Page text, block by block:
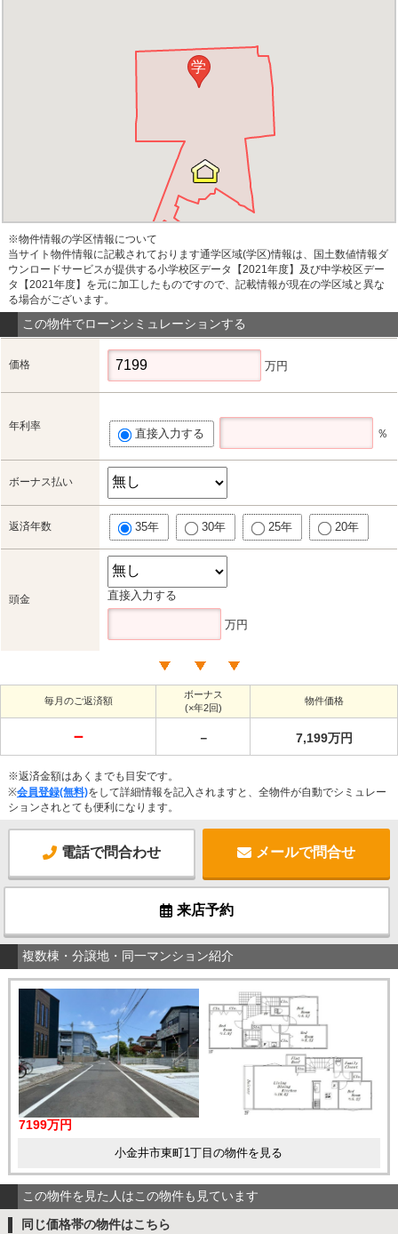
学
※物件情報の学区情報について
当サイト物件情報に記載されております通学区域(学区)情報は、国土数値情報ダ
ウンロードサービスが提供する小学校区データ【2021年度】及び中学校区デー
タ【2021年度】を元に加工したものですので、記載情報が現在の学区域と異な
る場合がございます。
この物件でローンシミュレーションする
価格 万円
年利率
直接入力する ％
ボーナス払い
返済年数 35年 30年 25年 20年
頭金 直接入力する
万円
毎月のご返済額
ボーナス
(×年2回)
物件価格
－ － 7,199万円
※返済金額はあくまでも目安です。
※会員登録(無料)をして詳細情報を記入されますと、全物件が自動でシミュレー
ションされとても便利になります。
電話で問合わせ メールで問合せ
来店予約
複数棟・分譲地・同一マンション紹介
7199万円
小金井市東町1丁目の物件を見る
この物件を見た人はこの物件も見ています
同じ価格帯の物件はこちら